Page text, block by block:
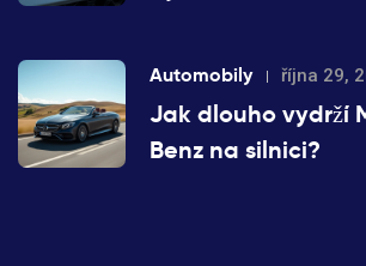
Automobily října 29,
Jak dlouho vydrží
Benz na silnici?